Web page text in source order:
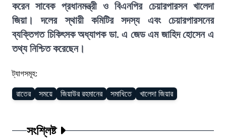
করেন সাবেক প্রধানমন্ত্রী ও বিএনপির চেয়ারপারসন খালেদা
জিয়া। দলের স্থায়ী কমিটির সদস্য এবং চেয়ারপারসনের
ব্যক্তিগত চিকিৎসক অধ্যাপক ডা. এ জেড এম জাহিদ হোসেন এ
তথ্য নিশ্চিত করেছেন।
ট্যাগসমূহ:
রাতের সময়ে জিয়াউর রহমানের সমাধিতে খালেদা জিয়ার
সংশ্লিষ্ট